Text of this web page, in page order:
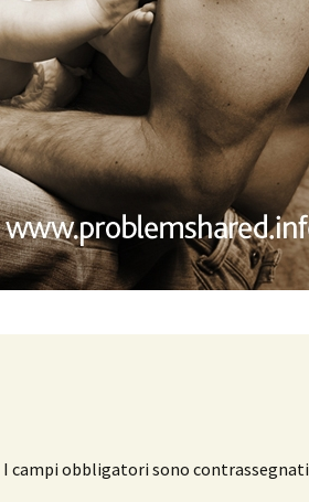
I campi obbligatori sono contrassegnati